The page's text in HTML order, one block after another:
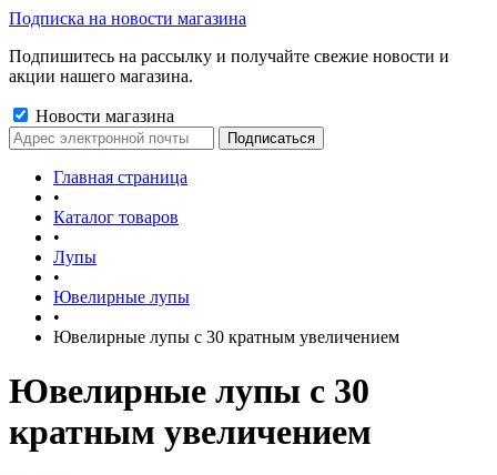
Подписка на новости магазина
Подпишитесь на рассылку и получайте свежие новости и
акции нашего магазина.
Новости магазина
Главная страница
•
Каталог товаров
•
Лупы
•
Ювелирные лупы
•
Ювелирные лупы с 30 кратным увеличением
Ювелирные лупы с 30
кратным увеличением